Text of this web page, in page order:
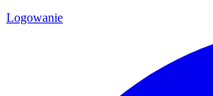
Logowanie